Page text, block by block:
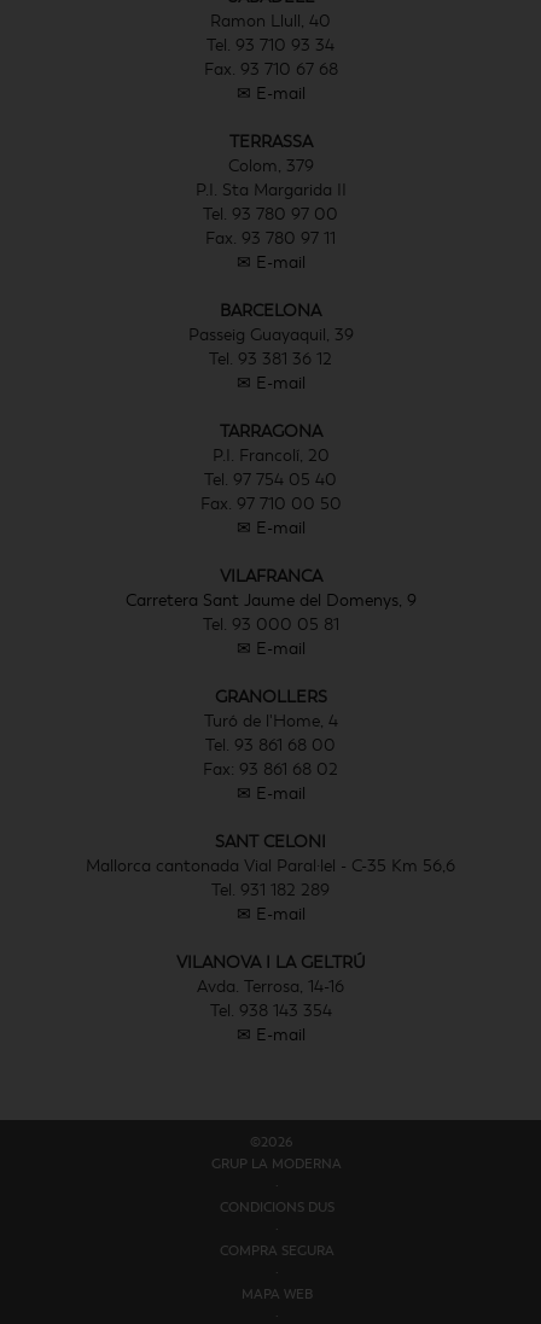
Ramon Llull, 40
Tel. 93 710 93 34
Fax. 93 710 67 68
✉ E-mail
TERRASSA
Colom, 379
P.I. Sta Margarida II
Tel. 93 780 97 00
Fax. 93 780 97 11
✉ E-mail
BARCELONA
Passeig Guayaquil, 39
Tel. 93 381 36 12
✉ E-mail
TARRAGONA
P.I. Francolí, 20
Tel. 97 754 05 40
Fax. 97 710 00 50
✉ E-mail
VILAFRANCA
Carretera Sant Jaume del Domenys, 9
Tel. 93 000 05 81
✉ E-mail
GRANOLLERS
Turó de l'Home, 4
Tel. 93 861 68 00
Fax: 93 861 68 02
✉ E-mail
SANT CELONI
Mallorca cantonada Vial Paral·lel - C-35 Km 56,6
Tel. 931 182 289
✉ E-mail
VILANOVA I LA GELTRÚ
Avda. Terrosa, 14-16
Tel. 938 143 354
✉ E-mail
©2026
GRUP LA MODERNA
·
CONDICIONS D´US
·
COMPRA SEGURA
·
MAPA WEB
·